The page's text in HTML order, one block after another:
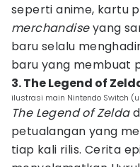
seperti anime, kartu
merchandiseyang
baru selalu
baru yang membuat
3. The Legend of
ilustrasi main Nintendo Switch
The Legend of Zelda
petualangan yang
tiap kali rilis. Cerita